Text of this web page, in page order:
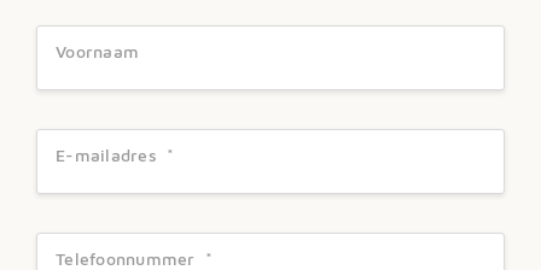
Voornaam
E-mailadres *
Telefoonnummer *